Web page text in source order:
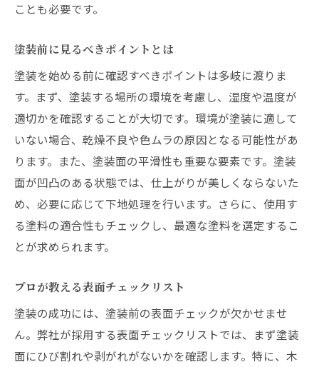
ことも必要です。
塗装前に見るべきポイントとは
塗装を始める前に確認すべきポイントは多岐に渡りま
す。まず、塗装する場所の環境を考慮し、湿度や温度が
適切かを確認することが大切です。環境が塗装に適して
いない場合、乾燥不良や色ムラの原因となる可能性があ
ります。また、塗装面の平滑性も重要な要素です。塗装
面が凹凸のある状態では、仕上がりが美しくならないた
め、必要に応じて下地処理を行います。さらに、使用す
る塗料の適合性もチェックし、最適な塗料を選定するこ
とが求められます。
プロが教える表面チェックリスト
塗装の成功には、塗装前の表面チェックが欠かせませ
ん。弊社が採用する表面チェックリストでは、まず塗装
面にひび割れや剥がれがないかを確認します。特に、木